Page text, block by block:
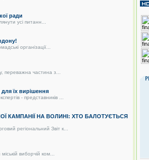
ради
усі питанн...
організації...
переважна частина з...
їх вирішення
- представників ...
КАМПАНІЇ НА ВОЛИНІ: ХТО БАЛОТУЄТЬСЯ
регіональний Звіт к...
виборчій ком...